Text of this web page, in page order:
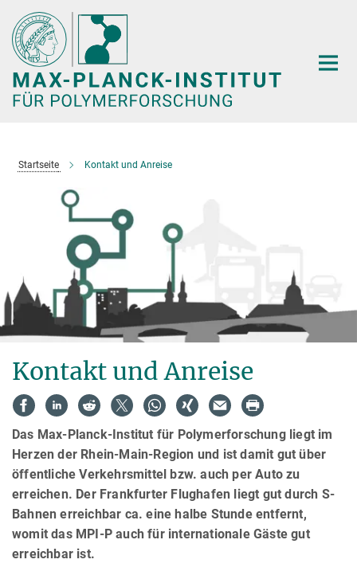
Hauptinhalt
Startseite Kontakt und Anreise
Kontakt und Anreise
Das Max-Planck-Institut für Polymerforschung liegt im
Herzen der Rhein-Main-Region und ist damit gut über
öffentliche Verkehrsmittel bzw. auch per Auto zu
erreichen. Der Frankfurter Flughafen liegt gut durch S-
Bahnen erreichbar ca. eine halbe Stunde entfernt,
womit das MPI-P auch für internationale Gäste gut
erreichbar ist.